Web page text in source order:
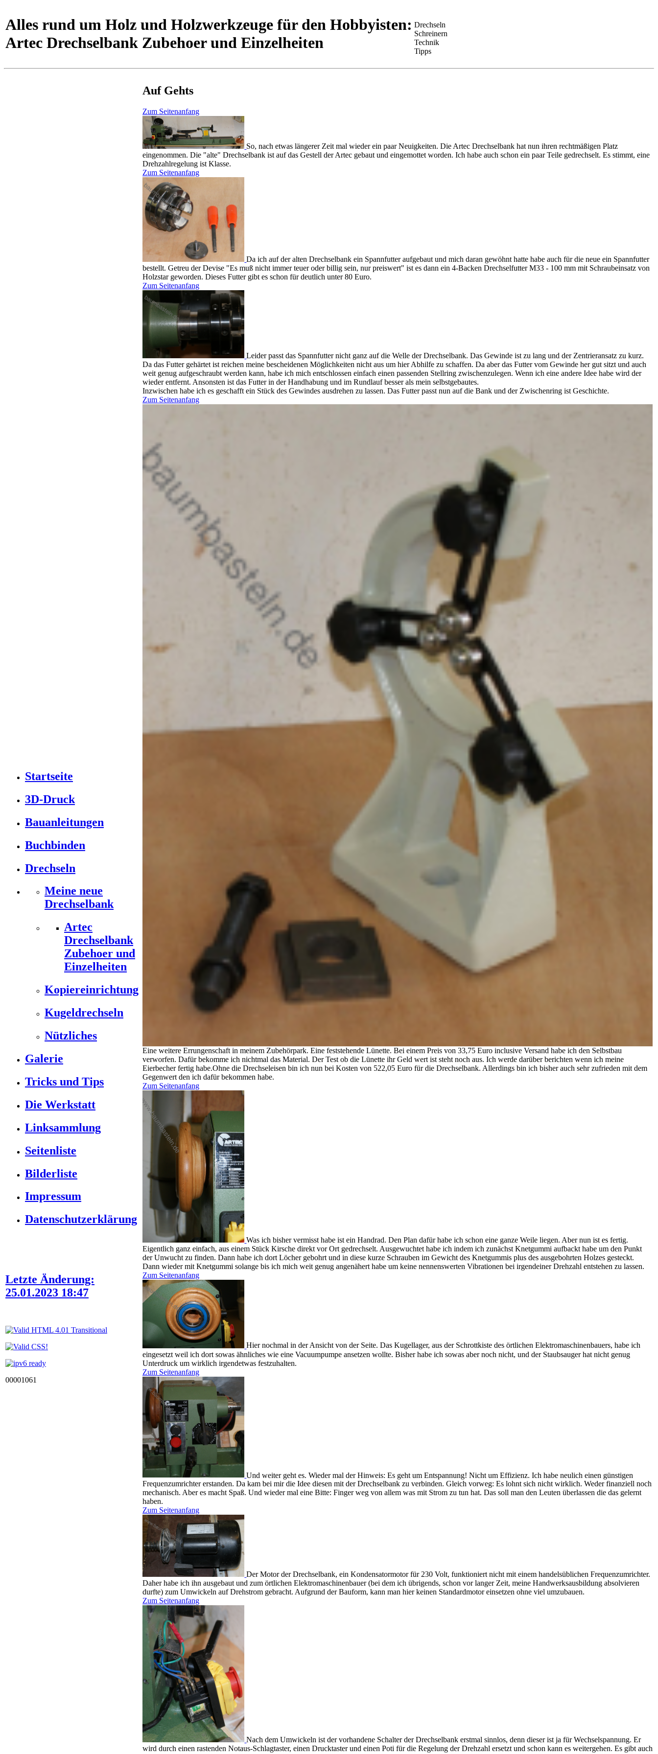
Alles rund um Holz und Holzwerkzeuge für den Hobbyisten:
Artec Drechselbank Zubehoer und Einzelheiten
Drechseln
Schreinern
Technik
Tipps
Startseite
3D-Druck
Bauanleitungen
Buchbinden
Drechseln
Meine neue
Drechselbank
Artec
Drechselbank
Zubehoer und
Einzelheiten
Kopiereinrichtung
Kugeldrechseln
Nützliches
Galerie
Tricks und Tips
Die Werkstatt
Linksammlung
Seitenliste
Bilderliste
Impressum
Datenschutzerklärung
Letzte Änderung:
25.01.2023 18:47
00001061
Auf Gehts
Zum Seitenanfang
So, nach etwas längerer Zeit mal wieder ein paar Neuigkeiten. Die Artec Drechselbank hat nun ihren rechtmäßigen Platz
eingenommen. Die "alte" Drechselbank ist auf das Gestell der Artec gebaut und eingemottet worden. Ich habe auch schon ein paar Teile gedrechselt. Es stimmt, eine
Drehzahlregelung ist Klasse.
Zum Seitenanfang
Da ich auf der alten Drechselbank ein Spannfutter aufgebaut und mich daran gewöhnt hatte habe auch für die neue ein Spannfutter
bestellt. Getreu der Devise "Es muß nicht immer teuer oder billig sein, nur preiswert" ist es dann ein 4-Backen Drechselfutter M33 - 100 mm mit Schraubeinsatz von
Holzstar geworden. Dieses Futter gibt es schon für deutlich unter 80 Euro.
Zum Seitenanfang
Leider passt das Spannfutter nicht ganz auf die Welle der Drechselbank. Das Gewinde ist zu lang und der Zentrieransatz zu kurz.
Da das Futter gehärtet ist reichen meine bescheidenen Möglichkeiten nicht aus um hier Abhilfe zu schaffen. Da aber das Futter vom Gewinde her gut sitzt und auch
weit genug aufgeschraubt werden kann, habe ich mich entschlossen einfach einen passenden Stellring zwischenzulegen. Wenn ich eine andere Idee habe wird der
wieder entfernt. Ansonsten ist das Futter in der Handhabung und im Rundlauf besser als mein selbstgebautes.
Inzwischen habe ich es geschafft ein Stück des Gewindes ausdrehen zu lassen. Das Futter passt nun auf die Bank und der Zwischenring ist Geschichte.
Zum Seitenanfang
Eine weitere Errungenschaft in meinem Zubehörpark. Eine feststehende Lünette. Bei einem Preis von 33,75 Euro inclusive Versand habe ich den Selbstbau
verworfen. Dafür bekomme ich nichtmal das Material. Der Test ob die Lünette ihr Geld wert ist steht noch aus. Ich werde darüber berichten wenn ich meine
Eierbecher fertig habe.Ohne die Drechseleisen bin ich nun bei Kosten von 522,05 Euro für die Drechselbank. Allerdings bin ich bisher auch sehr zufrieden mit dem
Gegenwert den ich dafür bekommen habe.
Zum Seitenanfang
Was ich bisher vermisst habe ist ein Handrad. Den Plan dafür habe ich schon eine ganze Weile liegen. Aber nun ist es fertig.
Eigentlich ganz einfach, aus einem Stück Kirsche direkt vor Ort gedrechselt. Ausgewuchtet habe ich indem ich zunächst Knetgummi aufbackt habe um den Punkt
der Unwucht zu finden. Dann habe ich dort Löcher gebohrt und in diese kurze Schrauben im Gewicht des Knetgummis plus des ausgebohrten Holzes gesteckt.
Dann wieder mit Knetgummi solange bis ich mich weit genug angenähert habe um keine nennenswerten Vibrationen bei irgendeiner Drehzahl entstehen zu lassen.
Zum Seitenanfang
Hier nochmal in der Ansicht von der Seite. Das Kugellager, aus der Schrottkiste des örtlichen Elektromaschinenbauers, habe ich
eingesetzt weil ich dort sowas ähnliches wie eine Vacuumpumpe ansetzen wollte. Bisher habe ich sowas aber noch nicht, und der Staubsauger hat nicht genug
Unterdruck um wirklich irgendetwas festzuhalten.
Zum Seitenanfang
Und weiter geht es. Wieder mal der Hinweis: Es geht um Entspannung! Nicht um Effizienz. Ich habe neulich einen günstigen
Frequenzumrichter erstanden. Da kam bei mir die Idee diesen mit der Drechselbank zu verbinden. Gleich vorweg: Es lohnt sich nicht wirklich. Weder finanziell noch
mechanisch. Aber es macht Spaß. Und wieder mal eine Bitte: Finger weg von allem was mit Strom zu tun hat. Das soll man den Leuten überlassen die das gelernt
haben.
Zum Seitenanfang
Der Motor der Drechselbank, ein Kondensatormotor für 230 Volt, funktioniert nicht mit einem handelsüblichen Frequenzumrichter.
Daher habe ich ihn ausgebaut und zum örtlichen Elektromaschinenbauer (bei dem ich übrigends, schon vor langer Zeit, meine Handwerksausbildung absolvieren
durfte) zum Umwickeln auf Drehstrom gebracht. Aufgrund der Bauform, kann man hier keinen Standardmotor einsetzen ohne viel umzubauen.
Zum Seitenanfang
Nach dem Umwickeln ist der vorhandene Schalter der Drechselbank erstmal sinnlos, denn dieser ist ja für Wechselspannung. Er
wird durch einen rastenden Notaus-Schlagtaster, einen Drucktaster und einen Poti für die Regelung der Drehzahl ersetzt und schon kann es weitergehen. Es gibt auch